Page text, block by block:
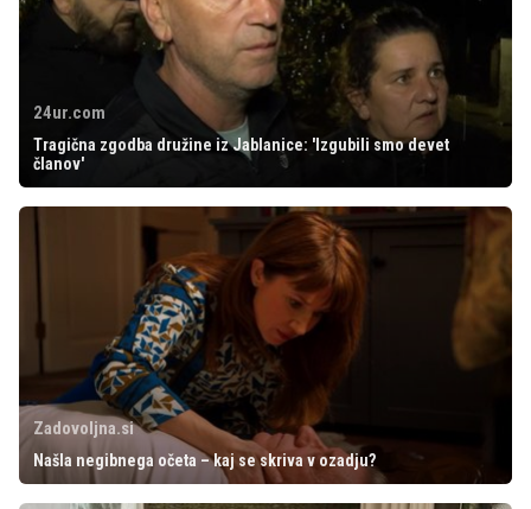
24ur.com
Tragična zgodba družine iz Jablanice: 'Izgubili smo devet
članov'
Zadovoljna.si
Našla negibnega očeta – kaj se skriva v ozadju?